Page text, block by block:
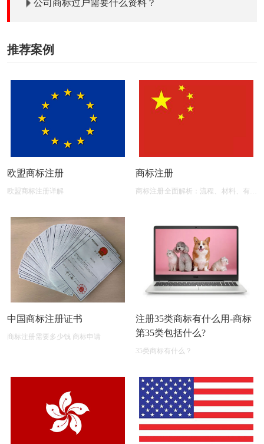
公司商标过户需要什么资料？
推荐案例
欧盟商标注册
欧盟商标注册详解
商标注册
商标注册全面解析：流程、材料、有效
中国商标注册证书
商标注册需要多少钱 商标申请
注册35类商标有什么用-商标
第35类包括什么?
35类商标有什么？